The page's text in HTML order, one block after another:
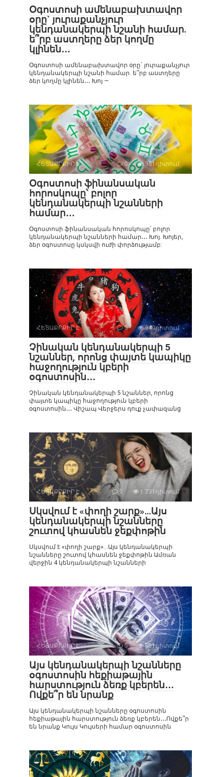
Օգոստոսի ամենաբախտավոր
օրը` յուրաքանչյուր
կենդանակերպի նշանի համար.
ե՞րբ աստղերը ձեր կողմը
կլինեն․․․
Օգոստոսի ամենաբախտավոր օրը` յուրաքանչյուր
կենդանակերպի նշանի համար. ե՞րբ աստղերը
ձեր կողմը կլինեն․․․ Խոյ —
ՀԵՏԱՔՐՔԻՐ Է 0 951դիտում
Օգոստոսի ֆինանսական
հորոսկոպը՝ բոլոր
կենդանակերպի նշանների
համար․․․
Օգոստոսի ֆինանսական հորոսկոպը՝ բոլոր
կենդանակերպի նշանների համար․․․ Խոյ. Խոյեր,
ձեր օգոստոսը կսկսվի ուժի փորձությամբ:
ՀԵՏԱՔՐՔԻՐ Է 0 940դիտում
Չինական կենդանակերպի 5
նշաններ, որոնց փայտե կապիկը
հաջողություն կբերի
օգոստոսին․․․
Չինական կենդանակերպի 5 նշաններ, որոնց
փայտե կապիկը հաջողություն կբերի
օգոստոսին․․․ Վիշապ Վերջերս դուք չափազանց
ՀԵՏԱՔՐՔԻՐ Է 0 1 731դիտում
Սկսվում է «փողի շարք»…Այս
կենդանակերպի նշանները
շուտով կհասնեն ջեքփոթին
Սկսվում է «փողի շարք»…Այս կենդանակերպի
նշանները շուտով կհասնեն ջեքփոթին Ամռան
վերջին 4 կենդանակերպի նշանների
ՀԵՏԱՔՐՔԻՐ Է 0 831դիտում
Այս կենդանակերպի նշանները
օգոստոսին հեքիաթային
հարստություն ձեռք կբերեն․․․
Ովքե՞ր են նրանք
Այս կենդանակերպի նշանները օգոստոսին
հեքիաթային հարստություն ձեռք կբերեն․․․Ովքե՞ր
են նրանք Կույս Կույսերի համար օգոստոսին